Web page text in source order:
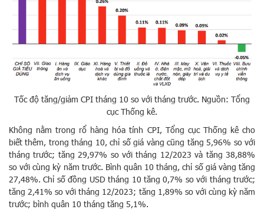
Tốc độ tăng/giảm CPI tháng 10 so với tháng trước. Nguồn: Tổng
cục Thống kê.
Không nằm trong rổ hàng hóa tính CPI, Tổng cục Thống kê cho
biết thêm, trong tháng 10, chỉ số giá vàng cũng tăng 5,96% so với
tháng trước; tăng 29,97% so với tháng 12/2023 và tăng 38,88%
so với cùng kỳ năm trước. Bình quân 10 tháng, chỉ số giá vàng tăng
27,48%. Chỉ số đồng USD tháng 10 tăng 0,7% so với tháng trước;
tăng 2,41% so với tháng 12/2023; tăng 1,89% so với cùng kỳ năm
trước; bình quân 10 tháng tăng 5,1%.